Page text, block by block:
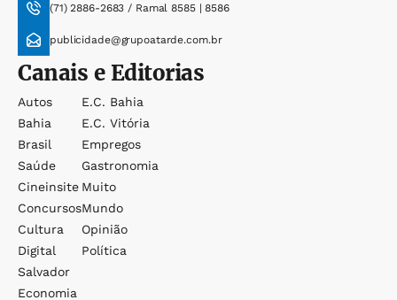
(71) 2886-2683 / Ramal 8585 | 8586
publicidade@grupoatarde.com.br
Canais e Editorias
Autos
Bahia
Brasil
Saúde
Cineinsite
Concursos
Cultura
Digital
Salvador
Economia
E.c. Bahia
E.c. Vitória
Empregos
Gastronomia
Muito
Mundo
Opinião
Política